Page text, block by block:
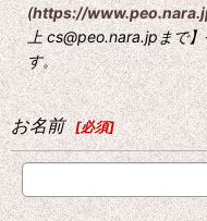
(https://
上 cs@peo.nara.jpまで
す。
お名前 [必須]